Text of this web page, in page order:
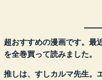
超おすすめの漫画です。最
を全巻買って読みました。
推しは、すしカルマ先生。